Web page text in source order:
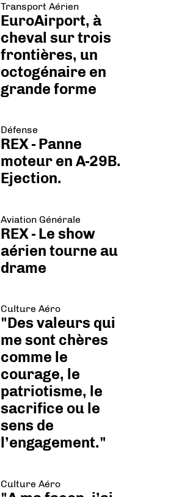
Transport Aérien
EuroAirport, à
cheval sur trois
frontières, un
octogénaire en
grande forme
Défense
REX - Panne
moteur en A-29B.
Ejection.
Aviation Générale
REX - Le show
aérien tourne au
drame
Culture Aéro
"Des valeurs qui
me sont chères
comme le
courage, le
patriotisme, le
sacrifice ou le
sens de
l’engagement."
Culture Aéro